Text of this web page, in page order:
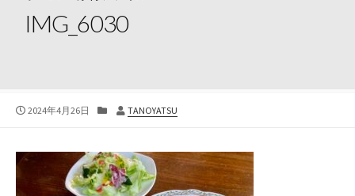
IMG_6030
公
2024年4月26日
カ
リ
ー
投
TANOYATSU